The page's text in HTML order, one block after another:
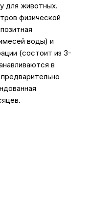
для животных.
физической
воды) и
(состоит из 3-
в